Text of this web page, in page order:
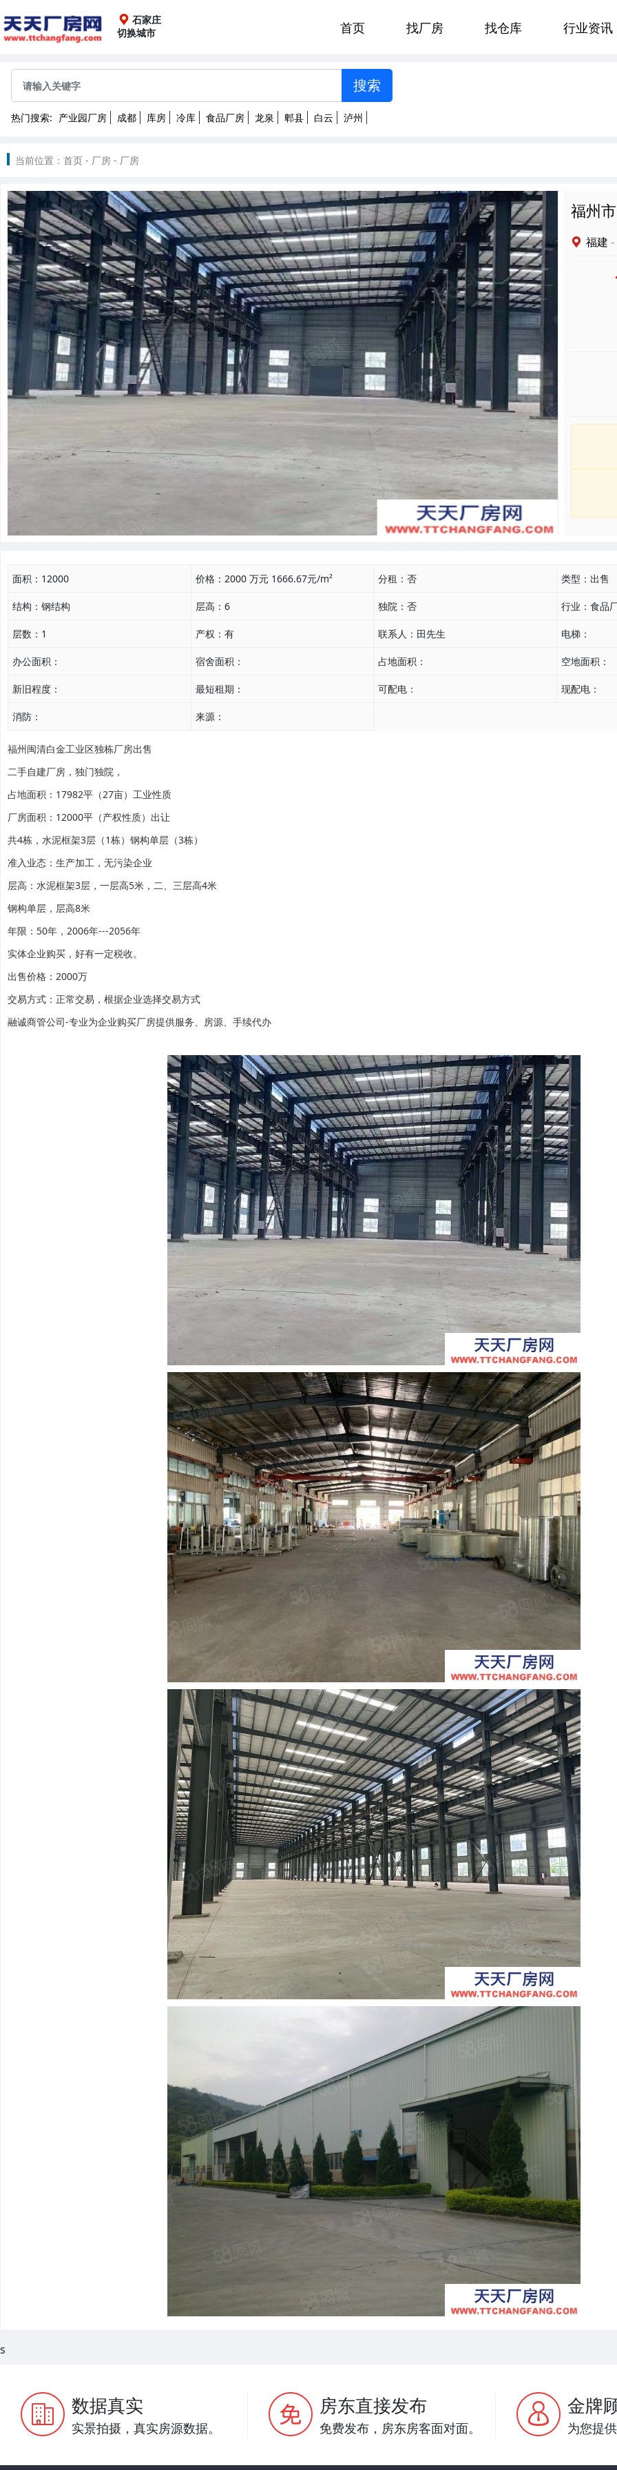
石家庄
切换城市
全国
成都 重庆 上海 广州 郑州 贵阳
南昌
北京
天津 石家庄
首页 找厂房 找仓库 行业资讯
热门搜索: 产业园厂房 成都 库房 冷库 食品厂房 龙泉 郫县 白云
泸州
当前位置： 首页 - 厂房 - 厂房
福州
福建 -
面积： 12000 价格： 2000 万元 1666.67元/m² 分租： 否 类型： 出售
结构： 钢结构 层高： 6 独院： 否 行业： 食品
层数： 1 产权： 有 联系人： 田先生 电梯：
办公面积： 宿舍面积： 占地面积： 空地面积：
新旧程度： 最短租期： 可配电： 现配电：
消防： 来源：
福州闽清白金工业区独栋厂房出售
二手自建厂房，独门独院，
占地面积：17982平（27亩）工业性质
厂房面积：12000平（产权性质）出让
共4栋，水泥框架3层（1栋）钢构单层（3栋）
准入业态：生产加工，无污染企业
层高：水泥框架3层，一层高5米，二、三层高4米
钢构单层，层高8米
年限：50年，2006年---2056年
实体企业购买，好有一定税收。
出售价格：2000万
交易方式：正常交易，根据企业选择交易方式
融诚商管公司-专业为企业购买厂房提供服务、房源、手续代办
s
数据真实
实景拍摄，真实房源数据。
房东直接发布
免费发布，房东房客面对面。
金牌
为您提